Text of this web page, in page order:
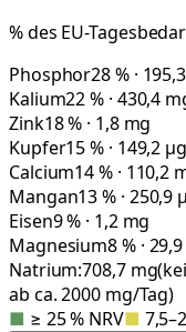
% des EU-
Phosphor28 % ·
Kalium22 % · 430,4
Zink18 % · 1,8 mg
Kupfer15 % · 149,2 µg
Calcium14 % · 110,2
Mangan13 % · 250,9
Eisen9 % · 1,2 mg
Magnesium8 % ·
Natrium:708,7mg
ab ca. 2000 mg/Tag)
■ ≥ 25 % NRV■